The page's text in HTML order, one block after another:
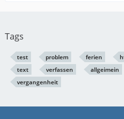
Tags
test problem ferien
text
verfassen allgeimein
vergangenheit